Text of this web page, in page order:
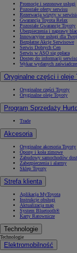
Promocje i sezonowe usługi
Pozostałe oferty serwisu
Rezerwacja wizyty w
Gwarancja Toyota Relax
Pozostałe Gwarancje Toyoty
Ubezpieczenia i naprawy
Innowacyjne usługi dla
Bezpłatne Akcje Serwisowe
Serwis Dobrych Cen
Serwis w ASO się opłaca
Dostęp do informacji
Wykaz wydanych
Oryginalne części i oleje
Oryginalne części Toyoty
Oryginalne oleje Toyoty
Program Sprzedaży
Trade
Akcesoria
Oryginalne akcesoria Toyoty
Opony i koła zimowe
Zabudowy samochodów
Zabezpieczenia i alarmy
Sklep Toyoty
Strefa klienta
Aplikacja MyToyota
Instrukcje obsługi
Aktualizacja map
System Bluetooth®
Karty Ratownicze
Technologie
Technologie
Elektromobilność